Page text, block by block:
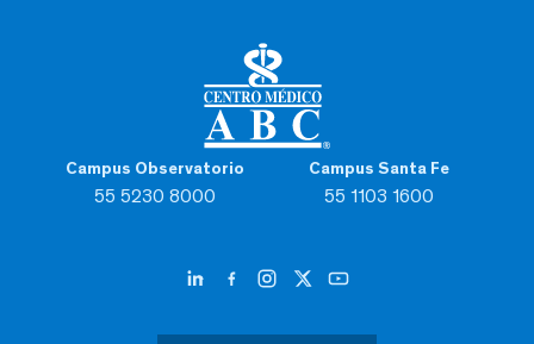
Campus Observatorio
55 5230 8000
Campus Santa Fe
55 1103 1600